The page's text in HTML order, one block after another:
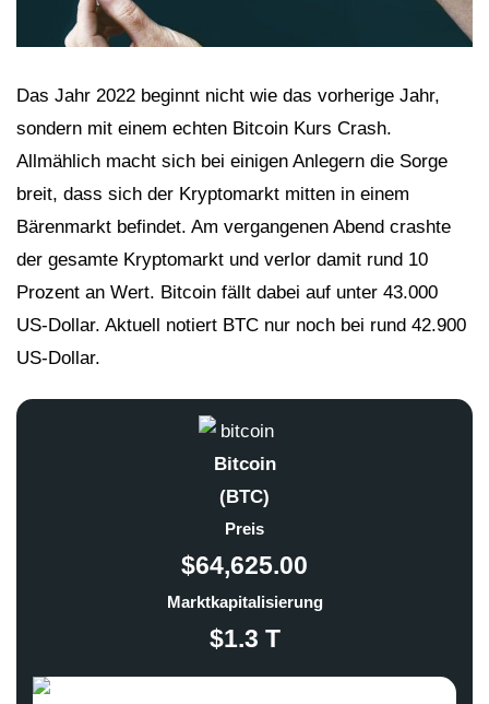
Das Jahr 2022 beginnt nicht wie das vorherige Jahr,
sondern mit einem echten Bitcoin Kurs Crash.
Allmählich macht sich bei einigen Anlegern die Sorge
breit, dass sich der Kryptomarkt mitten in einem
Bärenmarkt befindet. Am vergangenen Abend crashte
der gesamte Kryptomarkt und verlor damit rund 10
Prozent an Wert. Bitcoin fällt dabei auf unter 43.000
US-Dollar. Aktuell notiert BTC nur noch bei rund 42.900
US-Dollar.
Bitcoin
(BTC)
Preis
$64,625.00
Marktkapitalisierung
$1.3 T